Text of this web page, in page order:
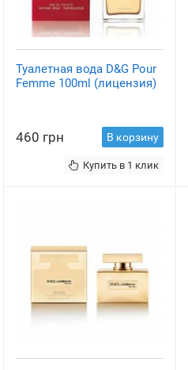
Туалетная вода D&G Pour
Femme 100ml (лицензия)
460 грн В корзину
Купить в 1 клик